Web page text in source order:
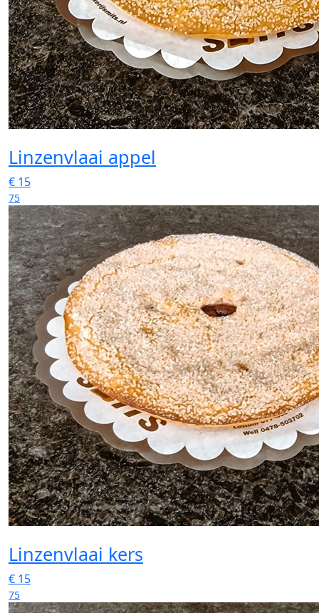
Linzenvlaai appel
€ 15
75
Linzenvlaai kers
€ 15
75